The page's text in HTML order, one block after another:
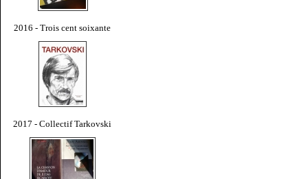
2016 - Trois cent soixante
2017 - Collectif Tarkovski